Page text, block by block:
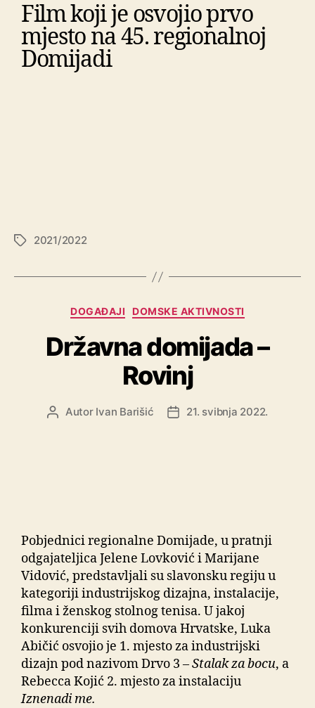
Film koji je osvojio prvo
mjesto na 45. regionalnoj
Domijadi
2021/2022
DOGAĐAJI DOMSKE AKTIVNOSTI
Državna domijada –
Rovinj
Autor Ivan Barišić 21. svibnja 2022.
Pobjednici regionalne Domijade, u pratnji
odgajateljica Jelene Lovković i Marijane
Vidović, predstavljali su slavonsku regiju u
kategoriji industrijskog dizajna, instalacije,
filma i ženskog stolnog tenisa. U jakoj
konkurenciji svih domova Hrvatske, Luka
Abičić osvojio je 1. mjesto za industrijski
dizajn pod nazivom Drvo 3 –Stalak za bocu, a
Rebecca Kojić 2. mjesto za instalaciju
Iznenadi me.